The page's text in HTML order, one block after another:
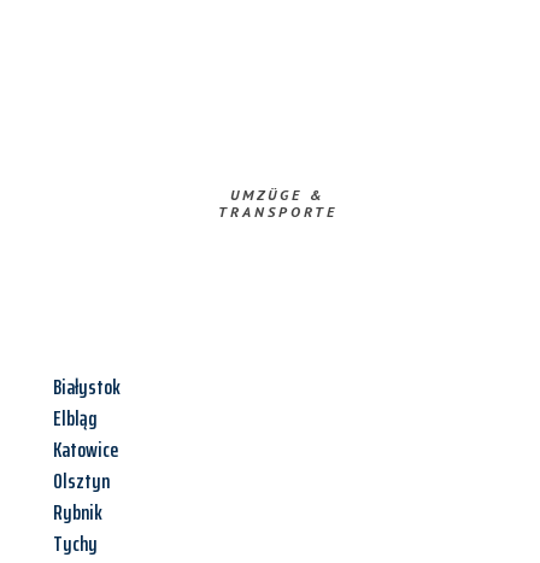
UMZÜGE &
TRANSPORTE
Białystok
Elbląg
Katowice
Olsztyn
Rybnik
Tychy